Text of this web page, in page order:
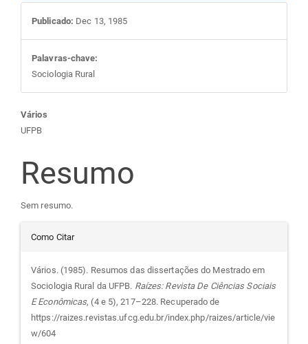
Publicado: Dec 13, 1985
Palavras-chave:
Sociologia Rural
Conteúdo
do
artigo
principal
Vários
UFPB
Resumo
Sem resumo.
Detalhes
do
artigo
Como Citar
Vários. (1985). Resumos das dissertações do Mestrado em
Sociologia Rural da UFPB. Raízes: Revista De Ciências Sociais
E Econômicas, (4 e 5), 217–228. Recuperado de
https://raizes.revistas.ufcg.edu.br/index.php/raizes/article/vie
w/604